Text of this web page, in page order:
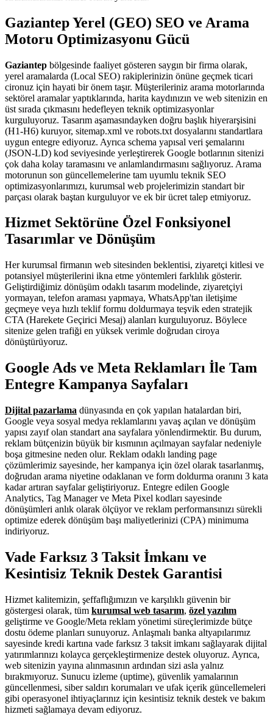
Gaziantep Yerel (GEO) SEO ve Arama
Motoru Optimizasyonu Gücü
Gaziantep bölgesinde faaliyet gösteren saygın bir firma olarak,
yerel aramalarda (Local SEO) rakiplerinizin önüne geçmek ticari
cironuz için hayati bir önem taşır. Müşterileriniz arama motorlarında
sektörel aramalar yaptıklarında, harita kaydınızın ve web sitenizin en
üst sırada çıkmasını hedefleyen teknik optimizasyonlar
kurguluyoruz. Tasarım aşamasındayken doğru başlık hiyerarşisini
(H1-H6) kuruyor, sitemap.xml ve robots.txt dosyalarını standartlara
uygun entegre ediyoruz. Ayrıca schema yapısal veri şemalarını
(JSON-LD) kod seviyesinde yerleştirerek Google botlarının sitenizi
çok daha kolay taramasını ve anlamlandırmasını sağlıyoruz. Arama
motorunun son güncellemelerine tam uyumlu teknik SEO
optimizasyonlarımızı, kurumsal web projelerimizin standart bir
parçası olarak baştan kurguluyor ve ek bir ücret talep etmiyoruz.
Hizmet Sektörüne Özel Fonksiyonel
Tasarımlar ve Dönüşüm
Her kurumsal firmanın web sitesinden beklentisi, ziyaretçi kitlesi ve
potansiyel müşterilerini ikna etme yöntemleri farklılık gösterir.
Geliştirdiğimiz dönüşüm odaklı tasarım modelinde, ziyaretçiyi
yormayan, telefon araması yapmaya, WhatsApp'tan iletişime
geçmeye veya hızlı teklif formu doldurmaya teşvik eden stratejik
CTA (Harekete Geçirici Mesaj) alanları kurguluyoruz. Böylece
sitenize gelen trafiği en yüksek verimle doğrudan ciroya
dönüştürüyoruz.
Google Ads ve Meta Reklamları İle Tam
Entegre Kampanya Sayfaları
Dijital pazarlama dünyasında en çok yapılan hatalardan biri,
Google veya sosyal medya reklamlarını yavaş açılan ve dönüşüm
yapısı zayıf olan standart ana sayfalara yönlendirmektir. Bu durum,
reklam bütçenizin büyük bir kısmının açılmayan sayfalar nedeniyle
boşa gitmesine neden olur. Reklam odaklı landing page
çözümlerimiz sayesinde, her kampanya için özel olarak tasarlanmış,
doğrudan arama niyetine odaklanan ve form doldurma oranını 3 kata
kadar artıran sayfalar geliştiriyoruz. Entegre edilen Google
Analytics, Tag Manager ve Meta Pixel kodları sayesinde
dönüşümleri anlık olarak ölçüyor ve reklam performansınızı sürekli
optimize ederek dönüşüm başı maliyetlerinizi (CPA) minimuma
indiriyoruz.
Vade Farksız 3 Taksit İmkanı ve
Kesintisiz Teknik Destek Garantisi
Hizmet kalitemizin, şeffaflığımızın ve karşılıklı güvenin bir
göstergesi olarak, tüm kurumsal web tasarım, özel yazılım
geliştirme ve Google/Meta reklam yönetimi süreçlerimizde bütçe
dostu ödeme planları sunuyoruz. Anlaşmalı banka altyapılarımız
sayesinde kredi kartına vade farksız 3 taksit imkanı sağlayarak dijital
yatırımlarınızı kolayca gerçekleştirmenize destek oluyoruz. Ayrıca,
web sitenizin yayına alınmasının ardından sizi asla yalnız
bırakmıyoruz. Sunucu izleme (uptime), güvenlik yamalarının
güncellenmesi, siber saldırı korumaları ve ufak içerik güncellemeleri
gibi operasyonel ihtiyaçlarınız için kesintisiz teknik destek ve bakım
hizmeti sağlamaya devam ediyoruz.